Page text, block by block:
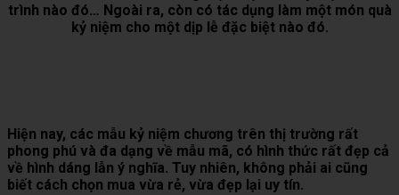
trình nào đó… Ngoài ra, còn có tác dụng làm một món quà
kỷ niệm cho một dịp lễ đặc biệt nào đó.
Hiện nay, các mẫu kỷ niệm chương trên thị trường rất
phong phú và đa dạng về mẫu mã, có hình thức rất đẹp cả
về hình dáng lẫn ý nghĩa. Tuy nhiên, không phải ai cũng
biết cách chọn mua vừa rẻ, vừa đẹp lại uy tín.